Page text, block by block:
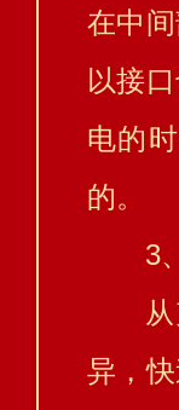
在中
以接
电的
的。
3
异，